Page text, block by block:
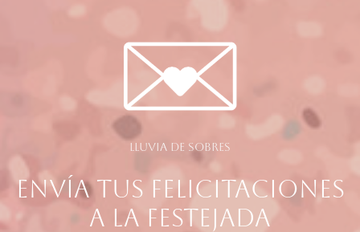
Lluvia de sobres
E
n
Envía tus felicitaciones
a la festejada